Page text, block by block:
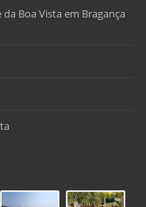
Boa Vista em Bragança